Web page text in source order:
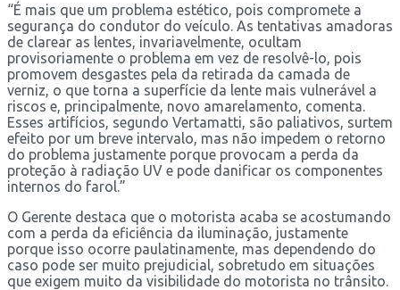
“É mais que um problema estético, pois compromete a
segurança do condutor do veículo. As tentativas amadoras
de clarear as lentes, invariavelmente, ocultam
provisoriamente o problema em vez de resolvê-lo, pois
promovem desgastes pela da retirada da camada de
verniz, o que torna a superfície da lente mais vulnerável a
riscos e, principalmente, novo amarelamento, comenta.
Esses artifícios, segundo Vertamatti, são paliativos, surtem
efeito por um breve intervalo, mas não impedem o retorno
do problema justamente porque provocam a perda da
proteção à radiação UV e pode danificar os componentes
internos do farol.”
O Gerente destaca que o motorista acaba se acostumando
com a perda da eficiência da iluminação, justamente
porque isso ocorre paulatinamente, mas dependendo do
caso pode ser muito prejudicial, sobretudo em situações
que exigem muito da visibilidade do motorista no trânsito.